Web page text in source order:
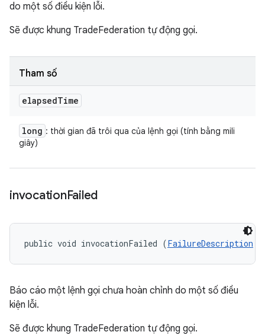
do một số điều kiện lỗi.
Sẽ được khung TradeFederation tự động gọi.
Tham số
elapsedTime
long : thời gian đã trôi qua của lệnh gọi (tính bằng mili
giây)
invocationFailed
public void invocationFailed (FailureDescription
Báo cáo một lệnh gọi chưa hoàn chỉnh do một số điều
kiện lỗi.
Sẽ được khung TradeFederation tự động gọi.